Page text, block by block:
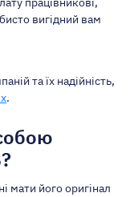
вигідний вам
та їх надійність,
.
мати його оригінал